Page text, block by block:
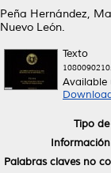
Peña Hernández,
Nuevo León.
Texto
Available
Tipo
Palabras claves no